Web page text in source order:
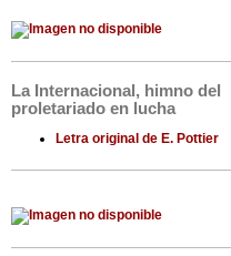
La Internacional, himno del
proletariado en lucha
Letra original de E. Pottier